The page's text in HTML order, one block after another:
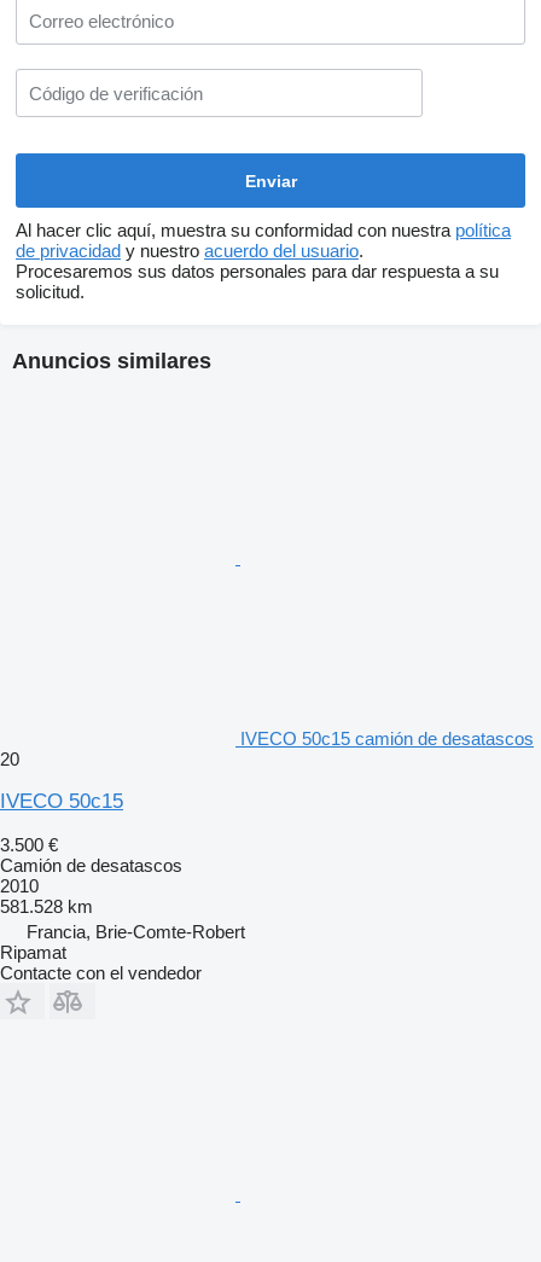
Al hacer clic aquí, muestra su conformidad con nuestra política
de privacidad y nuestro acuerdo del usuario.
Procesaremos sus datos personales para dar respuesta a su
solicitud.
Anuncios similares
IVECO 50c15 camión de desatascos
20
IVECO 50c15
3.500 €
Camión de desatascos
2010
581.528 km
Francia, Brie-Comte-Robert
Ripamat
Contacte con el vendedor